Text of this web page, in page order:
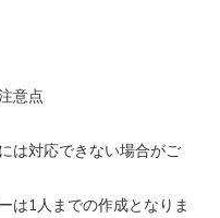
意点
は対応できない場合がご
は1人までの作成となりま